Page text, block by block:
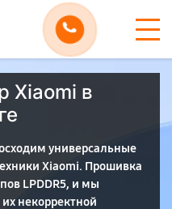
Xiaomi в
универсальные
Xiaomi. Прошивка
LPDDR5, и мы
некорректной